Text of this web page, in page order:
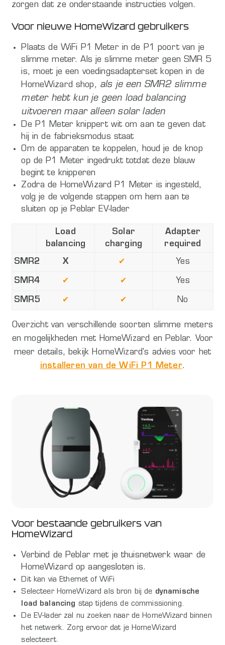
zorgen dat ze onderstaande instructies volgen.
Voor nieuwe HomeWizard gebruikers
Plaats de WiFi P1 Meter in de P1 poort van je
slimme meter. Als je slimme meter geen SMR 5
is, moet je een voedingsadapterset kopen in de
HomeWizard shop, als je een SMR2 slimme
meter hebt kun je geen load balancing
uitvoeren maar alleen solar laden
De P1 Meter knippert wit om aan te geven dat
hij in de fabrieksmodus staat
Om de apparaten te koppelen, houd je de knop
op de P1 Meter ingedrukt totdat deze blauw
begint te knipperen
Zodra de HomeWizard P1 Meter is ingesteld,
volg je de volgende stappen om hem aan te
sluiten op je Peblar EV-lader
Load
balancing
Solar
charging
Adapter
required
SMR2 X ✔ Yes
SMR4 ✔ ✔ Yes
SMR5 ✔ ✔ No
Overzicht van verschillende soorten slimme meters
en mogelijkheden met HomeWizard en Peblar. Voor
meer details, bekijk HomeWizard's advies voor het
installeren van de WiFi P1 Meter.
Voor bestaande gebruikers van
HomeWizard
Verbind de Peblar met je thuisnetwerk waar de
HomeWizard op aangesloten is.
Dit kan via Ethernet of WiFi
Selecteer HomeWizard als bron bij de dynamische
load balancing stap tijdens de commissioning.
De EV-lader zal nu zoeken naar de HomeWizard binnen
het netwerk. Zorg ervoor dat je HomeWizard
selecteert.